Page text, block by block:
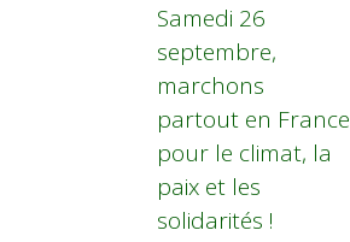
Samedi 26
septembre,
marchons
partout en France
pour le climat, la
paix et les
solidarités !